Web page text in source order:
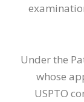
Under the
whose
USPTO